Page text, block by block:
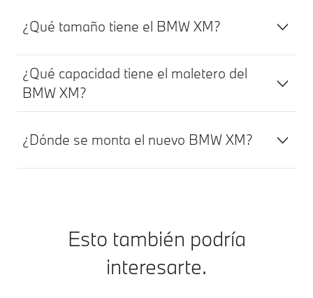
¿Qué tamaño tiene el BMW XM?
¿Qué capacidad tiene el maletero del
BMW XM?
¿Dónde se monta el nuevo BMW XM?
Esto también podría
interesarte.